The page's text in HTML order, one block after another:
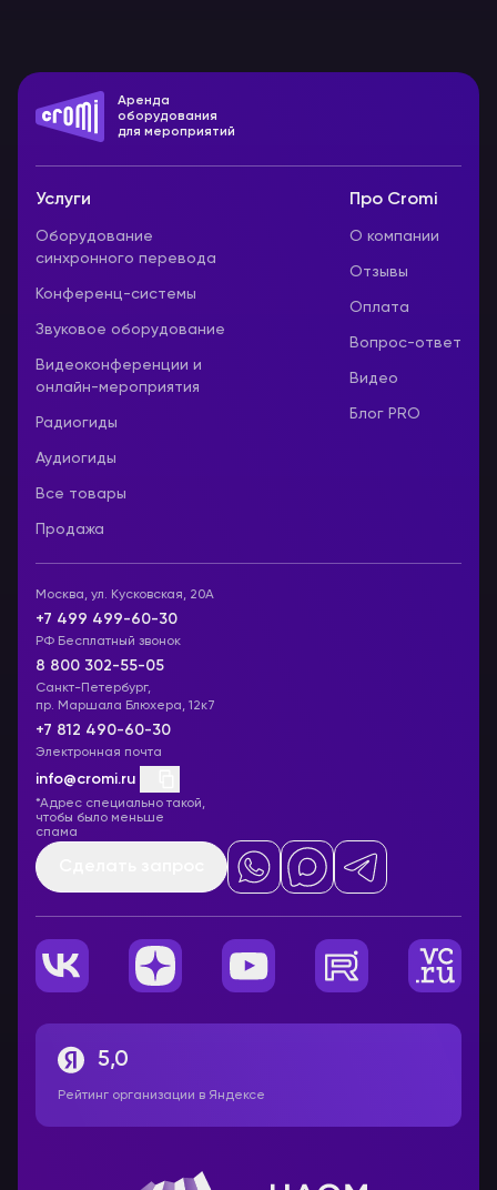
Аренда
оборудования
для мероприятий
Услуги
Оборудование
синхронного перевода
Конференц-системы
Звуковое оборудование
Видеоконференции и
онлайн-мероприятия
Радиогиды
Аудиогиды
Все товары
Продажа
Про Cromi
О компании
Отзывы
Оплата
Вопрос-ответ
Видео
Блог PRO
Москва, ул. Кусковская, 20А
+7 499 499-60-30
РФ Бесплатный звонок
8 800 302-55-05
Санкт-Петербург,
пр. Маршала Блюхера, 12к7
+7 812 490-60-30
Электронная почта
info@cromi.ru
*Адрес специально такой,
чтобы было меньше
спама
5,0
Рейтинг организации в Яндексе